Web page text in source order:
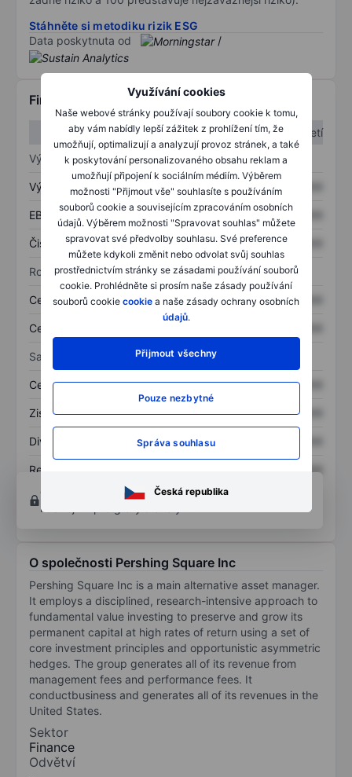
Využívání cookies
Naše webové stránky používají soubory cookie k tomu,
aby vám nabídly lepší zážitek z prohlížení tím, že
umožňují, optimalizují a analyzují provoz stránek, a také
k poskytování personalizovaného obsahu reklam a
umožňují připojení k sociálním médiím. Výběrem
možnosti "Přijmout vše" souhlasíte s používáním
souborů cookie a souvisejícím zpracováním osobních
údajů. Výběrem možnosti "Spravovat souhlas" můžete
spravovat své předvolby souhlasu. Své preference
můžete kdykoli změnit nebo odvolat svůj souhlas
prostřednictvím stránky se zásadami používání souborů
cookie. Prohlédněte si prosím naše zásady používání
souborů cookie cookie a naše zásady ochrany osobních
údajů.
Přijmout všechny
Pouze nezbytné
Správa souhlasu
Česká republika
Stáhněte si metodiku rizik ESG
Data poskytnuta od
/
Finanční informace
1. čtvrtletí
2. čtvrtletí
Výkaz zisku a ztráty
Výnos XXXXXXX XXXXXXX
EBITDA XXXXXXX XXXXXXX
Čistý příjem XXXXXXX XXXXXXX
Rozvaha
Celková aktiva XXXXXXX XXXXXXX
Celkový dluh
Sazby
Cena/tržby XXXXXXX XXXXXXX
Zisk na akcii XXXXXXX XXXXXXX
Dividenda na akcii XXXXXXX
Rentabilita kapitálu
XXXXXXX
Otevřete si účeta získejte přístup k pokročilým
nástrojům pro grafy a analýzu.
O společnosti Pershing Square Inc
Pershing Square Inc is a main alternative asset manager.
It employs a disciplined, research-intensive approach to
fundamental value investing to preserve and grow its
permanent capital at high rates of return using a set of
core investment principles and opportunistic asymmetric
hedges. The group generates all of its revenue from
management fees and performance fees. It
conductbusiness and generates all of its revenues in the
United States.
Sektor
Finance
Odvětví